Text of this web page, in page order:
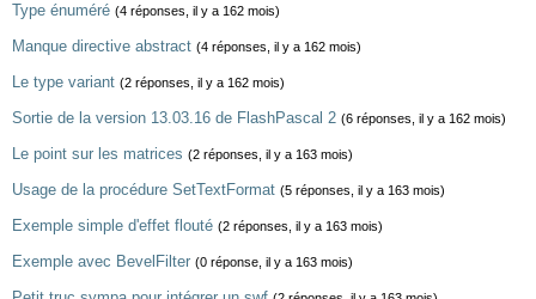
Type énuméré (4 réponses, il y a 162 mois)
Manque directive abstract (4 réponses, il y a 162 mois)
Le type variant (2 réponses, il y a 162 mois)
Sortie de la version 13.03.16 de FlashPascal 2 (6 réponses, il y a 162 mois)
Le point sur les matrices (2 réponses, il y a 163 mois)
Usage de la procédure SetTextFormat (5 réponses, il y a 163 mois)
Exemple simple d'effet flouté (2 réponses, il y a 163 mois)
Exemple avec BevelFilter (0 réponse, il y a 163 mois)